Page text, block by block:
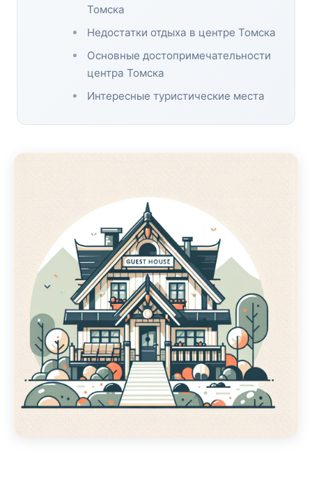
Томска
Недостатки отдыха в центре Томска
Основные достопримечательности
центра Томска
Интересные туристические места